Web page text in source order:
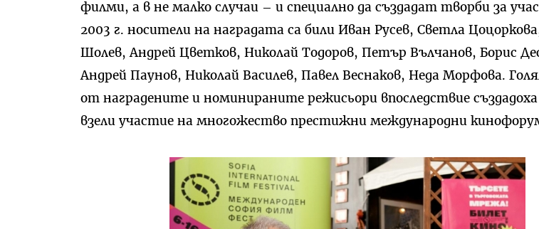
филми, а в не малко случаи – и специално да създадат творби за
2003 г. носители на наградата са били Иван Русев, Светла
Шолев, Андрей Цветков, Николай Тодоров, Петър Вълчанов, Борис
Андрей Паунов, Николай Василев, Павел Веснаков, Неда Морфова.
от наградените и номинираните режисьори впоследствие
взели участие на многожество престижни международни